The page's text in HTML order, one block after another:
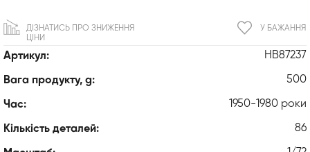
Артикул: HB87237
Вага продукту, g: 500
Час: 1950-1980 роки
Кількість деталей: 86
У БАЖАННЯ
ДІЗНАТИСЬ ПРО ЗНИЖЕННЯ
ЦІНИ